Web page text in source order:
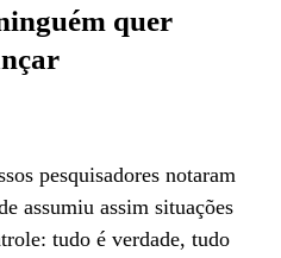
quer
pesquisadores notaram
assumiu assim situações
tudo é verdade, tudo